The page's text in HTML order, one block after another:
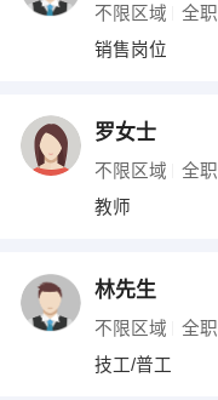
不限区域 全职
销售岗位
罗女士
不限区域 全职
教师
林先生
不限区域 全职
技工/普工